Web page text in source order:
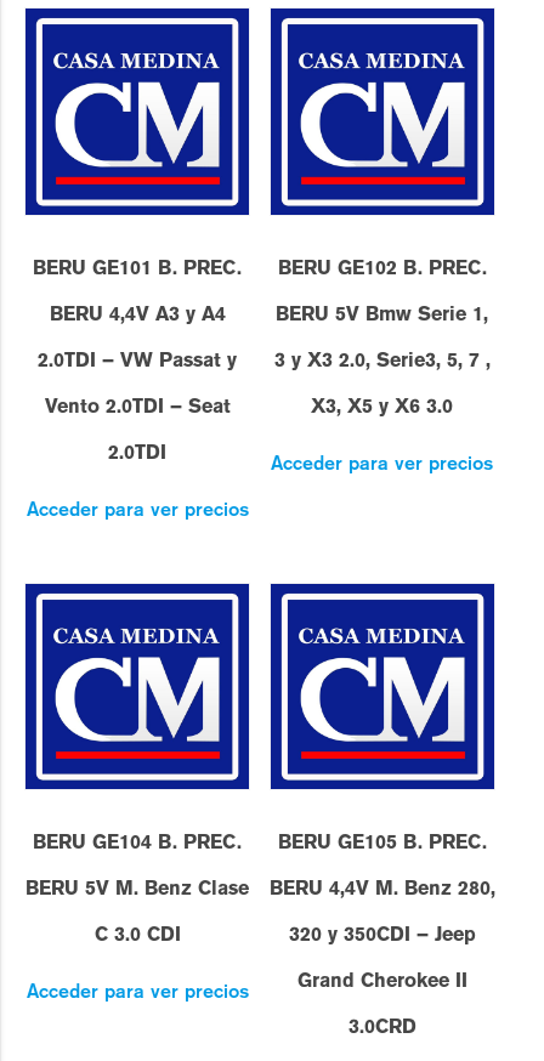
BERU GE101 B. PREC.
BERU 4,4V A3 y A4
2.0TDI – VW Passat y
Vento 2.0TDI – Seat
2.0TDI
Acceder para ver precios
BERU GE102 B. PREC.
BERU 5V Bmw Serie 1,
3 y X3 2.0, Serie3, 5, 7 ,
X3, X5 y X6 3.0
Acceder para ver precios
BERU GE104 B. PREC.
BERU 5V M. Benz Clase
C 3.0 CDI
Acceder para ver precios
BERU GE105 B. PREC.
BERU 4,4V M. Benz 280,
320 y 350CDI – Jeep
Grand Cherokee II
3.0CRD